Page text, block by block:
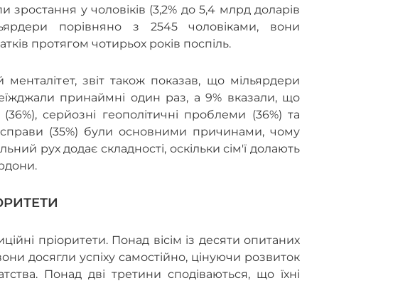
у чоловіків (3,2% до 5,4 млрд доларів
порівняно з 2545 чоловіками, вони
протягом чотирьох років поспіль.
звіт також показав, що мільярдери
принаймні один раз, а 9% вказали, що
серйозні геополітичні проблеми (36%) та
справи (35%) були основними причинами, чому
рух додає складності, оскільки сім'ї долають
пріоритети. Понад вісім із десяти опитаних
досягли успіху самостійно, цінуючи розвиток
Понад дві третини сподіваються, що їхні